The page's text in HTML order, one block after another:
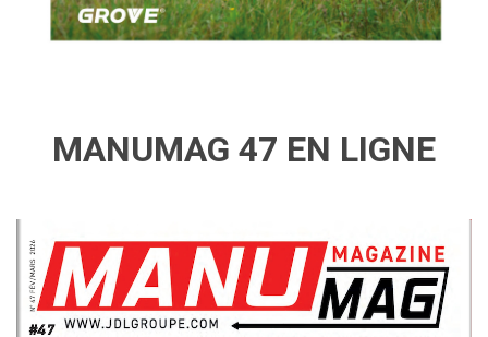
MANUMAG 47 EN LIGNE